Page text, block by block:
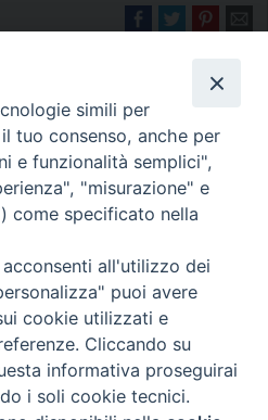
Rapolla Venosa
MELFI (PZ) •
Tel. 0972238604
PEC ufficiale della Diocesi:
simili per
tuo consenso, anche per
e funzionalità semplici",
"misurazione" e
come specificato nella
all'utilizzo dei
puoi avere
cookie utilizzati e
Cliccando su
informativa proseguirai
i soli cookie tecnici.